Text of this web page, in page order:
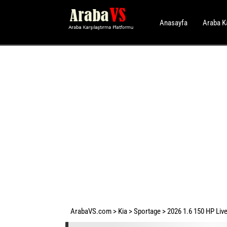
Anasayfa Araba
ArabaVS.com > Kia >Sportage >2026 1.6 150 HP